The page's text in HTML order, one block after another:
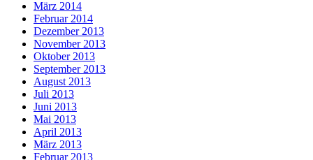
März 2014
Februar 2014
Dezember 2013
November 2013
Oktober 2013
September 2013
August 2013
Juli 2013
Juni 2013
Mai 2013
April 2013
März 2013
Februar 2013